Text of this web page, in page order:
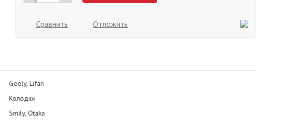
Сравнить Отложить
Geely, Lifan
Колодки
Smily, Otaka